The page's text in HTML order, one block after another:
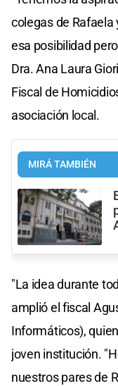
colegas de
esa posibilidad
Dra. Ana Laura
Fiscal de
asociación local.
MIRÁ TAMBIÉN
"La idea durante
amplió el fiscal
Informáticos),
joven institución.
nuestros pares de